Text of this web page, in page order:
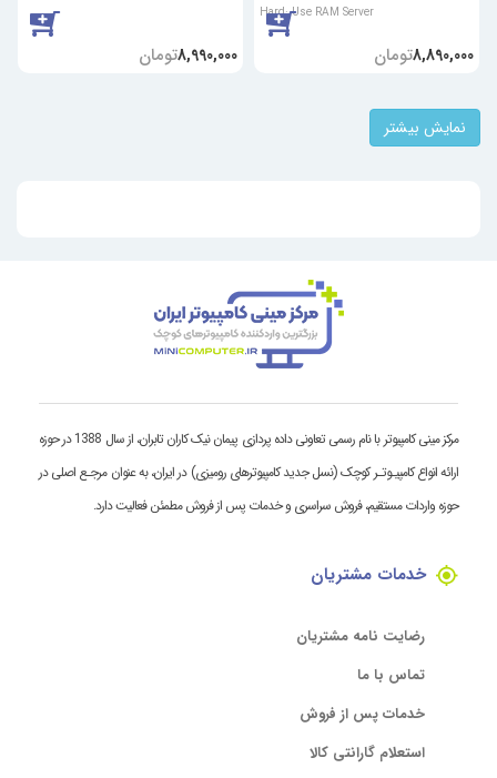
Hard: Use RAM Server
8,890,000تومان 8,990,000تومان
نمایش بیشتر
مرکز مینی کامپیوتر با نام رسمی تعاونی داده پردازی پیمان نیک کاران تابران، از سال 1388 در حوزه
ارائه انواع کامپیـوتـر کوچک (نسل جدید کامپیوترهای رومیزی) در ایران، به عنوان مرجـع اصلی در
حوزه واردات مستقیم، فروش سراسری و خدمات پس از فروش مطمئن فعالیت دارد.
خدمات مشتریان
رضایت نامه مشتریان
تماس با ما
خدمات پس از فروش
استعلام گارانتی کالا